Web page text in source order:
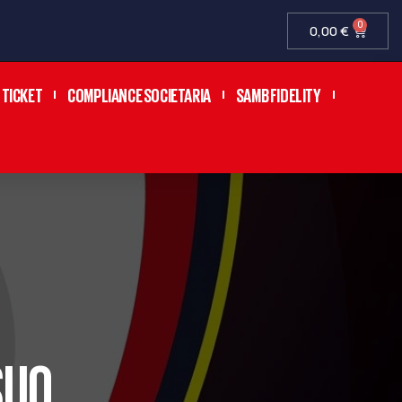
0,00€ 0
TICKET COMPLIANCE SOCIETARIA SAMB FIDELITY